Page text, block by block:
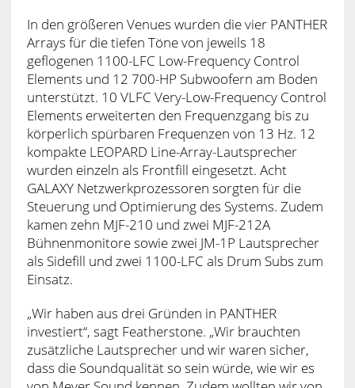
In den größeren Venues wurden die vier PANTHER
Arrays für die tiefen Töne von jeweils 18
geflogenen 1100-LFC Low-Frequency Control
Elements und 12 700-HP Subwoofern am Boden
unterstützt. 10 VLFC Very-Low-Frequency Control
Elements erweiterten den Frequenzgang bis zu
körperlich spürbaren Frequenzen von 13 Hz. 12
kompakte LEOPARD Line-Array-Lautsprecher
wurden einzeln als Frontfill eingesetzt. Acht
GALAXY Netzwerkprozessoren sorgten für die
Steuerung und Optimierung des Systems. Zudem
kamen zehn MJF-210 und zwei MJF-212A
Bühnenmonitore sowie zwei JM-1P Lautsprecher
als Sidefill und zwei 1100-LFC als Drum Subs zum
Einsatz.
„Wir haben aus drei Gründen in PANTHER
investiert“, sagt Featherstone. „Wir brauchten
zusätzliche Lautsprecher und wir waren sicher,
dass die Soundqualität so sein würde, wie wir es